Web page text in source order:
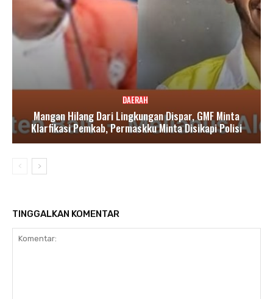
DAERAH
Mangan Hilang Dari Lingkungan Dispar, GMF Minta
Klarfikasi Pemkab, Permaskku Minta Disikapi Polisi
TINGGALKAN KOMENTAR